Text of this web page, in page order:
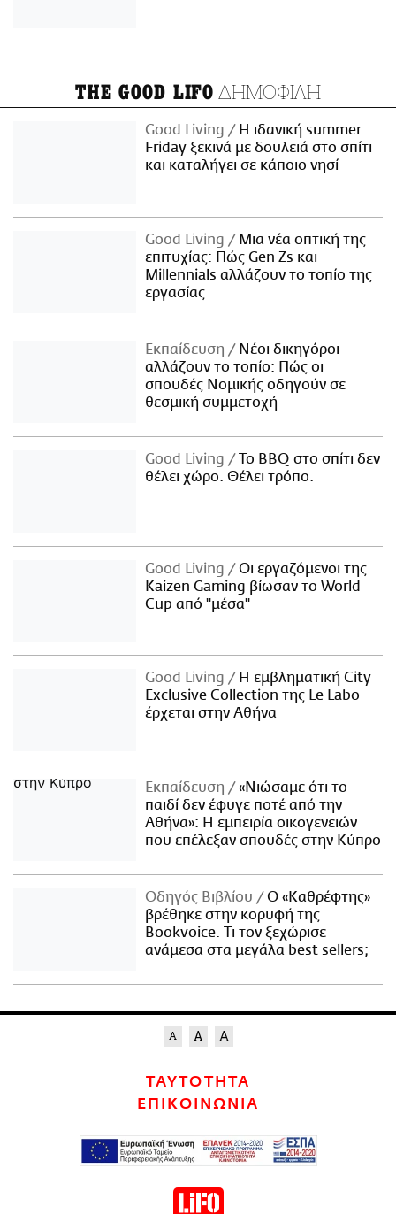
THE GOOD LIFO ΔΗΜΟΦΙΛΗ
Good Living
Η ιδανική summer
Friday ξεκινά με δουλειά στο σπίτι
και καταλήγει σε κάποιο νησί
Good Living
Μια νέα οπτική της
επιτυχίας: Πώς Gen Zs και
Millennials αλλάζουν το τοπίο της
εργασίας
Εκπαίδευση
Νέοι δικηγόροι
αλλάζουν το τοπίο: Πώς οι
σπουδές Νομικής οδηγούν σε
θεσμική συμμετοχή
Good Living
Το BBQ στο σπίτι δεν
θέλει χώρο. Θέλει τρόπο.
Good Living
Οι εργαζόμενοι της
Kaizen Gaming βίωσαν το World
Cup από "μέσα"
Good Living
Η εμβληματική City
Exclusive Collection της Le Labo
έρχεται στην Αθήνα
Εκπαίδευση
«Νιώσαμε ότι το
παιδί δεν έφυγε ποτέ από την
Αθήνα»: Η εμπειρία οικογενειών
που επέλεξαν σπουδές στην Κύπρο
Οδηγός Βιβλίου
Ο «Καθρέφτης»
βρέθηκε στην κορυφή της
Bookvoice. Τι τον ξεχώρισε
ανάμεσα στα μεγάλα best sellers;
ΤΑΥΤΟΤΗΤΑ
ΕΠΙΚΟΙΝΩΝΙΑ